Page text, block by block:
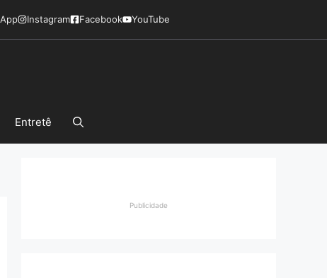
Instagram Facebook YouTube
Entretê
Publicidade